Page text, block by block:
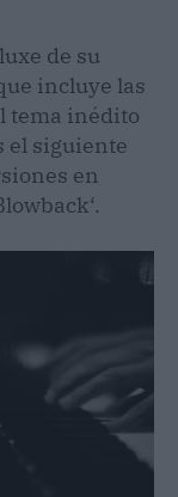
de su
incluye las
tema inédito
el siguiente
en